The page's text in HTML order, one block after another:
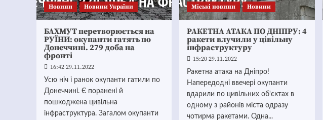
Новини Новини України
БАХМУТ перетворюється на
РУЇНИ: окупанти гатять по
Донеччині. 279 доба на
фронті
16:42 29.11.2022
Усю ніч і ранок окупанти гатили по
Донеччині. Є поранені й
пошкоджена цивільна
інфраструктура. Загалом окупанти
Mіські новини Новини
РАКЕТНА АТАКА ПО ДНІПРУ: 4
ракети влучили у цівільну
інфраструктуру
15:20 29.11.2022
Ракетна атака на Дніпро!
Напередодні ввечері окупанти
вдарили по цивільних об'єктах в
одному з районів міста одразу
чотирма ракетами. Одна...